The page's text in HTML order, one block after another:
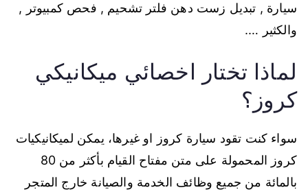
سيارة , تبديل زست دهن فلتر تشحيم , فحص كمبيوتر ,
والكثير ….
لماذا تختار اخصائي ميكانيكي
كروز؟
سواء كنت تقود سيارة كروز او غيرها، يمكن لميكانيكيات
كروز المحمولة على متن مفتاح القيام بأكثر من 80
بالمائة من جميع وظائف الخدمة والصيانة خارج المتجر